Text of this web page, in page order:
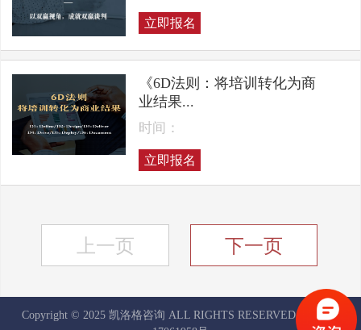
立即报名
《6D法则：将培训转化为商
业结果...
时间：
立即报名
上一页 下一页
Copyright © 2025 凯洛格咨询 ALL RIGHTS RESERVED
京ICP备